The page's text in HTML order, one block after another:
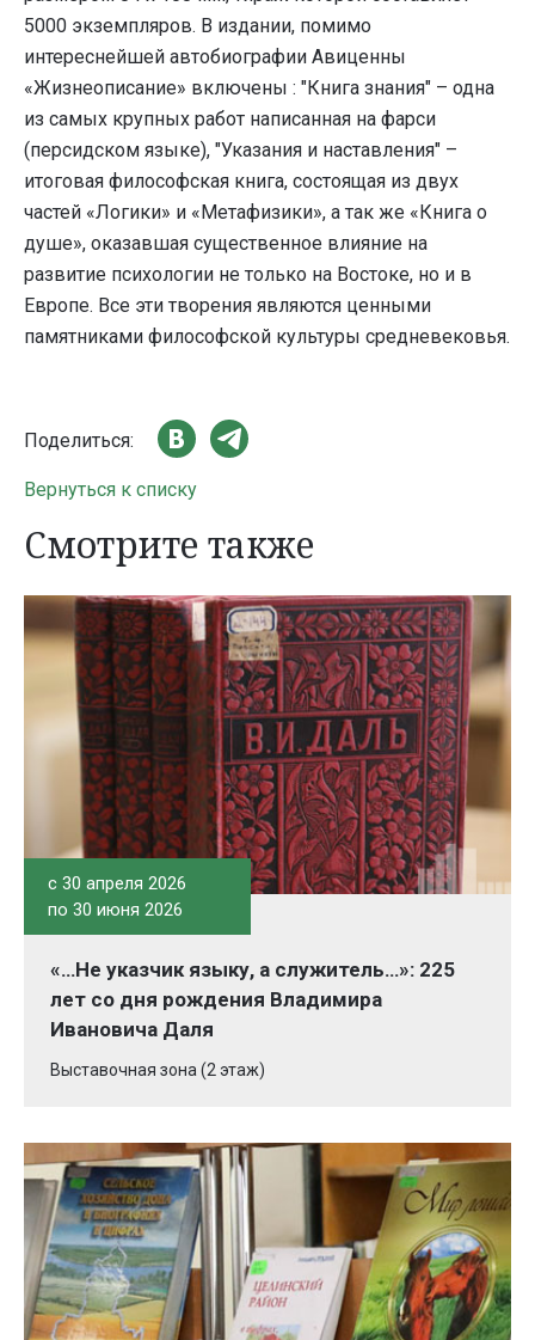
5000 экземпляров. В издании, помимо
интереснейшей автобиографии Авиценны
«Жизнеописание» включены : "Книга знания" – одна
из самых крупных работ написанная на фарси
(персидском языке), "Указания и наставления" –
итоговая философская книга, состоящая из двух
частей «Логики» и «Метафизики», а так же «Книга о
душе», оказавшая существенное влияние на
развитие психологии не только на Востоке, но и в
Европе. Все эти творения являются ценными
памятниками философской культуры средневековья.
Поделиться:
Вернуться к списку
Смотрите также
c 30 апреля 2026
по 30 июня 2026
«…Не указчик языку, а служитель…»: 225
лет со дня рождения Владимира
Ивановича Даля
Выставочная зона (2 этаж)